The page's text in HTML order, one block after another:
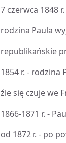
7 czerwca 1848
rodzina Paula
republikańskie
1854 r. - rodzina
źle się czuje we
1866-1871 r. -
od 1872 r. - po